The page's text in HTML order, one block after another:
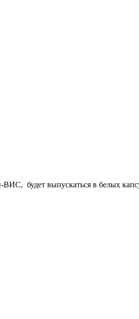
будет выпускаться в белых